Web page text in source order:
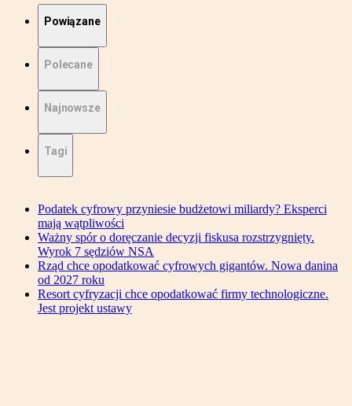
Powiązane
Polecane
Najnowsze
Tagi
Podatek cyfrowy przyniesie budżetowi miliardy? Eksperci
mają wątpliwości
Ważny spór o doręczanie decyzji fiskusa rozstrzygnięty.
Wyrok 7 sędziów NSA
Rząd chce opodatkować cyfrowych gigantów. Nowa danina
od 2027 roku
Resort cyfryzacji chce opodatkować firmy technologiczne.
Jest projekt ustawy